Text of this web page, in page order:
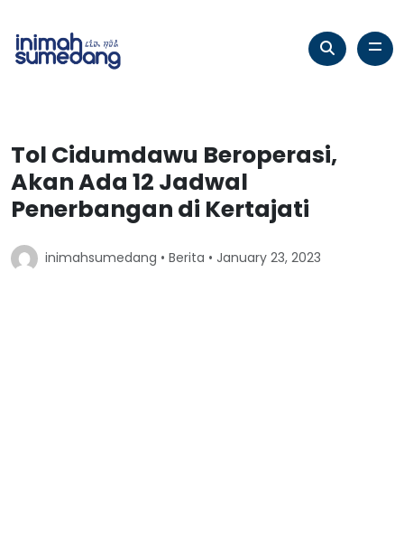
Tol Cidumdawu Beroperasi,
Akan Ada 12 Jadwal
Penerbangan di Kertajati
inimahsumedang • Berita • January 23, 2023